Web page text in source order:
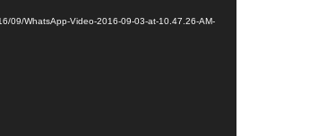
09/WhatsApp-Video-2016-09-03-at-10.47.26-AM-